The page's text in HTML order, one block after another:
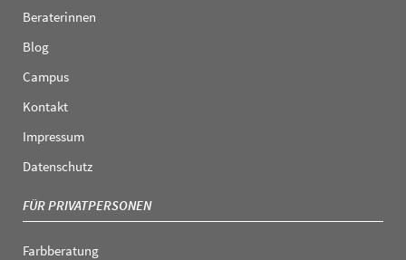
Beraterinnen
Blog
Campus
Kontakt
Impressum
Datenschutz
FÜR PRIVATPERSONEN
Farbberatung